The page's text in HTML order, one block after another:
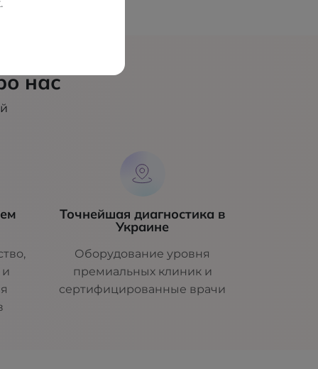
нас
Точнейшая диагностика в
Украине
Оборудование уровня
премиальных клиник и
сертифицированные врачи